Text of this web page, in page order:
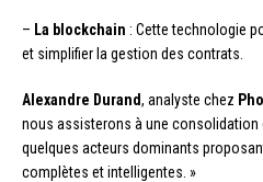
– La blockchain : Cette technologie
et simplifier la gestion des contrats.
Alexandre Durand, analyste chez
nous assisterons à une consolidation
quelques acteurs dominants
complètes et intelligentes. »